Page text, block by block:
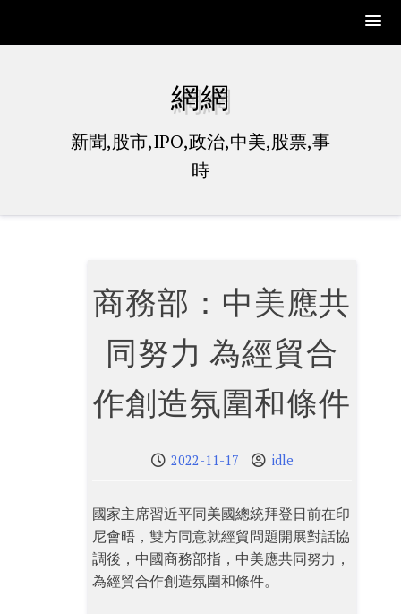
網網
新聞,股市,IPO,政治,中美,股票,事
時
商務部：中美應共
同努力 為經貿合
作創造氛圍和條件
2022-11-17 idle
國家主席習近平同美國總統拜登日前在印
尼會晤，雙方同意就經貿問題開展對話協
調後，中國商務部指，中美應共同努力，
為經貿合作創造氛圍和條件。